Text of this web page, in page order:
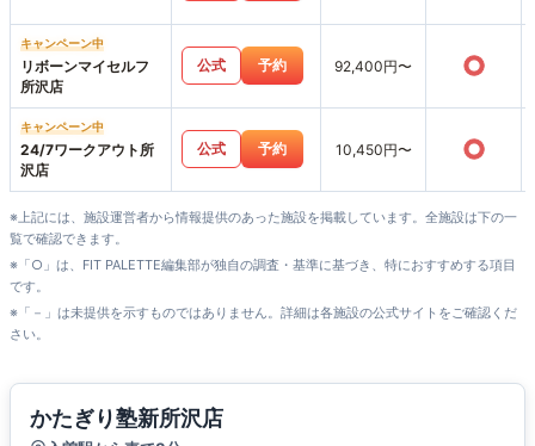
キャンペーン中
リボーンマイセルフ
所沢店
公式 予約 92,400円〜 ○
キャンペーン中
24/7ワークアウト所
沢店
公式 予約 10,450円〜 ○
※上記には、施設運営者から情報提供のあった施設を掲載しています。全施設は下の一
覧で確認できます。
※「○」は、FIT PALETTE編集部が独自の調査・基準に基づき、特におすすめする項目
です。
※「－」は未提供を示すものではありません。詳細は各施設の公式サイトをご確認くだ
さい。
かたぎり塾新所沢店